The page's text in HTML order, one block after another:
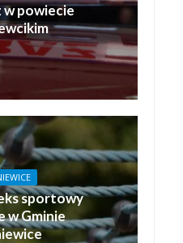
powiecie
sportowy
w Gminie